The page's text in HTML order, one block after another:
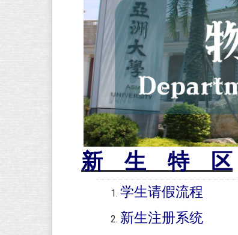
新 生 特 区
学生请假流程
新生注册系统